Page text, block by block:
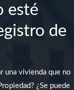
esté
de
una vivienda que no
¿Se puede